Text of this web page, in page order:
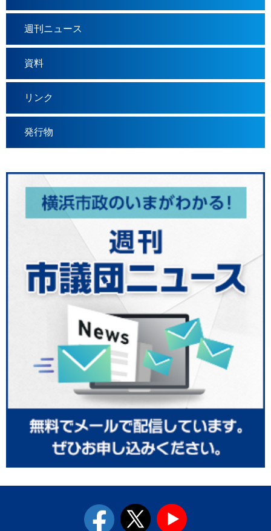
週刊ニュース
資料
リンク
発行物
facebook twitter